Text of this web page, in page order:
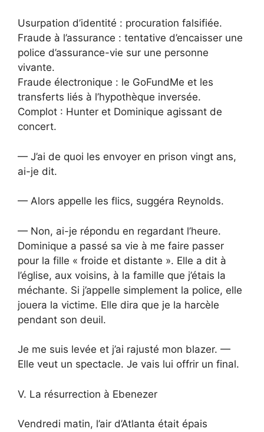
Usurpation d’identité : procuration falsifiée.
Fraude à l’assurance : tentative d’encaisser une
police d’assurance-vie sur une personne
vivante.
Fraude électronique : le GoFundMe et les
transferts liés à l’hypothèque inversée.
Complot : Hunter et Dominique agissant de
concert.
— J’ai de quoi les envoyer en prison vingt ans,
ai-je dit.
— Alors appelle les flics, suggéra Reynolds.
— Non, ai-je répondu en regardant l’heure.
Dominique a passé sa vie à me faire passer
pour la fille « froide et distante ». Elle a dit à
l’église, aux voisins, à la famille que j’étais la
méchante. Si j’appelle simplement la police, elle
jouera la victime. Elle dira que je la harcèle
pendant son deuil.
Je me suis levée et j’ai rajusté mon blazer. —
Elle veut un spectacle. Je vais lui offrir un final.
V. La résurrection à Ebenezer
Vendredi matin, l’air d’Atlanta était épais